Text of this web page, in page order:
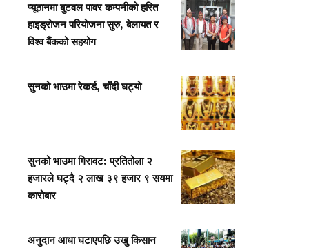
प्यूठानमा बुटवल पावर कम्पनीको हरित
हाइड्रोजन परियोजना सुरु, बेलायत र
विश्व बैंकको सहयोग
सुनको भाउमा रेकर्ड, चाँदी घट्यो
सुनको भाउमा गिरावट: प्रतितोला २
हजारले घट्दै २ लाख ३९ हजार ९ सयमा
कारोबार
अनुदान आधा घटाएपछि उखु किसान